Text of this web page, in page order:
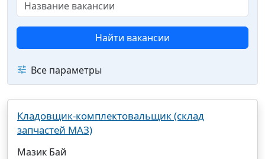
Найти вакансии
Все параметры
Кладовщик-комплектовальщик (склад
запчастей МАЗ)
Мазик Бай
Документы для ЗАГСа